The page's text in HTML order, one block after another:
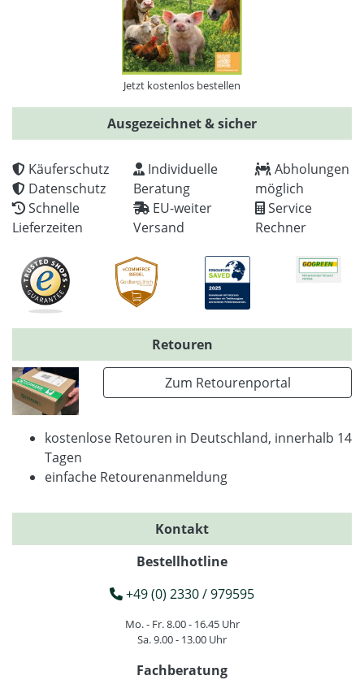
Jetzt kostenlos bestellen
Ausgezeichnet & sicher
Käuferschutz
Datenschutz
Schnelle
Lieferzeiten
Individuelle
Beratung
EU-weiter
Versand
Abholungen
möglich
Service
Rechner
Retouren
Zum Retourenportal
kostenlose Retouren in Deutschland, innerhalb 14
Tagen
einfache Retourenanmeldung
Kontakt
Bestellhotline
+49 (0) 2330 / 979595
Mo. - Fr. 8.00 - 16.45 Uhr
Sa. 9.00 - 13.00 Uhr
Fachberatung